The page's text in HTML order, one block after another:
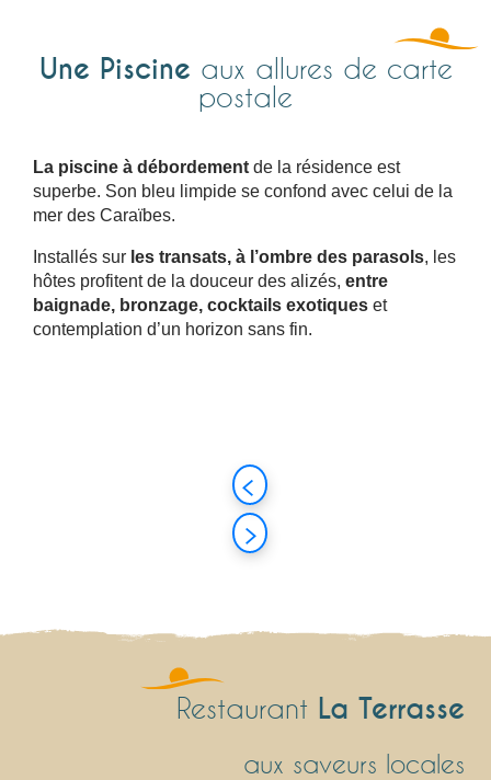
Une Piscine aux allures de carte
postale
La piscine à débordement de la résidence est
superbe. Son bleu limpide se confond avec celui de la
mer des Caraïbes.
Installés sur les transats, à l’ombre des parasols, les
hôtes profitent de la douceur des alizés, entre
baignade, bronzage, cocktails exotiques et
contemplation d’un horizon sans fin.
Restaurant La Terrasse
aux saveurs locales